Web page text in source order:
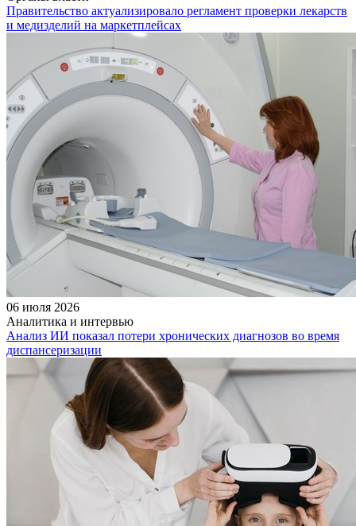
Правительство актуализировало регламент проверки лекарств
и медизделий на маркетплейсах
06 июля 2026
Аналитика и интервью
Анализ ИИ показал потери хронических диагнозов во время
диспансеризации